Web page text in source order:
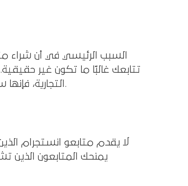
السبب الرئيسي في أن شراء
تتابعك غالبًا ما تكون غير
التجارية، فإنها ستصبح في النهاية عبئًا على مقاييس أداء حساب انستجرام الخاص بك.
لا يقدم متابعو انستجرام
يمنحك المتابعون الذين